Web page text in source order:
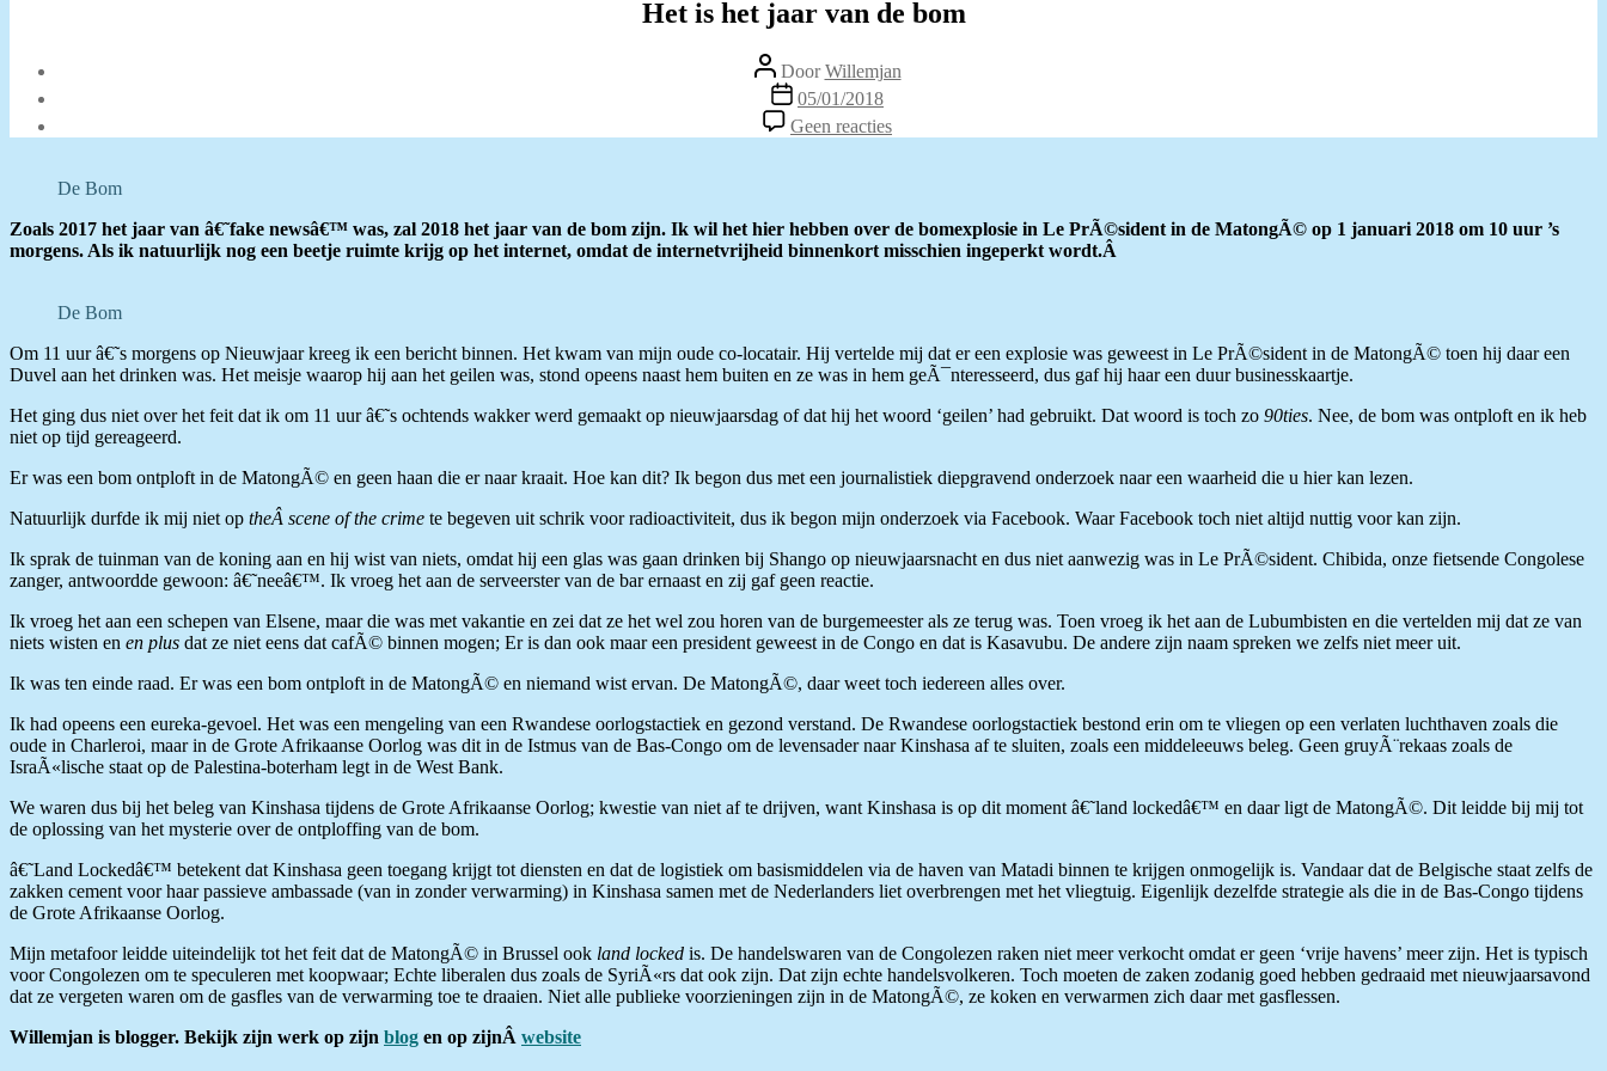
Het is het jaar van de bom
Berichtauteur
DoorWillemjan
Berichtdatum
05/01/2018
Geen reacties
Het
van
de
De Bom
Zoals 2017 het jaar van â€˜fake newsâ€™ was, zal 2018 het jaar van de bom zijn. Ik wil het hier hebben over de bomexplosie in Le PrÃ©sident in de MatongÃ© op 1 januari 2018 om 10 uur ’s
morgens. Als ik natuurlijk nog een beetje ruimte krijg op het internet, omdat de internetvrijheid binnenkort misschien ingeperkt wordt.Â
De Bom
Om 11 uur â€˜s morgens op Nieuwjaar kreeg ik een bericht binnen. Het kwam van mijn oude co-locatair. Hij vertelde mij dat er een explosie was geweest in Le PrÃ©sident in de MatongÃ© toen hij daar een
Duvel aan het drinken was. Het meisje waarop hij aan het geilen was, stond opeens naast hem buiten en ze was in hem geÃ¯nteresseerd, dus gaf hij haar een duur businesskaartje.
Het ging dus niet over het feit dat ik om 11 uur â€˜s ochtends wakker werd gemaakt op nieuwjaarsdag of dat hij het woord ‘geilen’ had gebruikt. Dat woord is toch zo 90ties. Nee, de bom was ontploft en ik heb
niet op tijd gereageerd.
Er was een bom ontploft in de MatongÃ© en geen haan die er naar kraait. Hoe kan dit? Ik begon dus met een journalistiek diepgravend onderzoek naar een waarheid die u hier kan lezen.
Natuurlijk durfde ik mij niet op theÂ scene of the crime te begeven uit schrik voor radioactiviteit, dus ik begon mijn onderzoek via Facebook. Waar Facebook toch niet altijd nuttig voor kan zijn.
Ik sprak de tuinman van de koning aan en hij wist van niets, omdat hij een glas was gaan drinken bij Shango op nieuwjaarsnacht en dus niet aanwezig was in Le PrÃ©sident. Chibida, onze fietsende Congolese
zanger, antwoordde gewoon: â€˜neeâ€™. Ik vroeg het aan de serveerster van de bar ernaast en zij gaf geen reactie.
Ik vroeg het aan een schepen van Elsene, maar die was met vakantie en zei dat ze het wel zou horen van de burgemeester als ze terug was. Toen vroeg ik het aan de Lubumbisten en die vertelden mij dat ze van
niets wisten en en plus dat ze niet eens dat cafÃ© binnen mogen; Er is dan ook maar een president geweest in de Congo en dat is Kasavubu. De andere zijn naam spreken we zelfs niet meer uit.
Ik was ten einde raad. Er was een bom ontploft in de MatongÃ© en niemand wist ervan. De MatongÃ©, daar weet toch iedereen alles over.
Ik had opeens een eureka-gevoel. Het was een mengeling van een Rwandese oorlogstactiek en gezond verstand. De Rwandese oorlogstactiek bestond erin om te vliegen op een verlaten luchthaven zoals die
oude in Charleroi, maar in de Grote Afrikaanse Oorlog was dit in de Istmus van de Bas-Congo om de levensader naar Kinshasa af te sluiten, zoals een middeleeuws beleg. Geen gruyÃ¨rekaas zoals de
IsraÃ«lische staat op de Palestina-boterham legt in de West Bank.
We waren dus bij het beleg van Kinshasa tijdens de Grote Afrikaanse Oorlog; kwestie van niet af te drijven, want Kinshasa is op dit moment â€˜land lockedâ€™ en daar ligt de MatongÃ©. Dit leidde bij mij tot
de oplossing van het mysterie over de ontploffing van de bom.
â€˜Land Lockedâ€™ betekent dat Kinshasa geen toegang krijgt tot diensten en dat de logistiek om basismiddelen via de haven van Matadi binnen te krijgen onmogelijk is. Vandaar dat de Belgische staat zelfs de
zakken cement voor haar passieve ambassade (van in zonder verwarming) in Kinshasa samen met de Nederlanders liet overbrengen met het vliegtuig. Eigenlijk dezelfde strategie als die in de Bas-Congo tijdens
de Grote Afrikaanse Oorlog.
Mijn metafoor leidde uiteindelijk tot het feit dat de MatongÃ© in Brussel ook land locked is. De handelswaren van de Congolezen raken niet meer verkocht omdat er geen ‘vrije havens’ meer zijn. Het is typisch
voor Congolezen om te speculeren met koopwaar; Echte liberalen dus zoals de SyriÃ«rs dat ook zijn. Dat zijn echte handelsvolkeren. Toch moeten de zaken zodanig goed hebben gedraaid met nieuwjaarsavond
dat ze vergeten waren om de gasfles van de verwarming toe te draaien. Niet alle publieke voorzieningen zijn in de MatongÃ©, ze koken en verwarmen zich daar met gasflessen.
Willemjan is blogger. Bekijk zijn werk op zijn blog en op zijnÂ website